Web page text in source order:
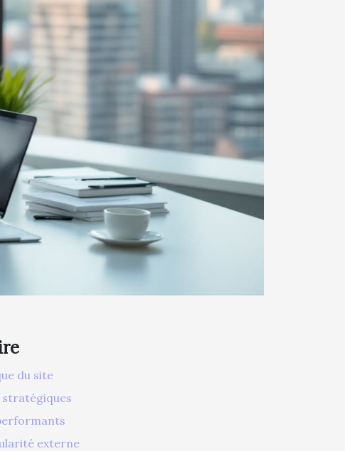
du site
stratégiques
externe